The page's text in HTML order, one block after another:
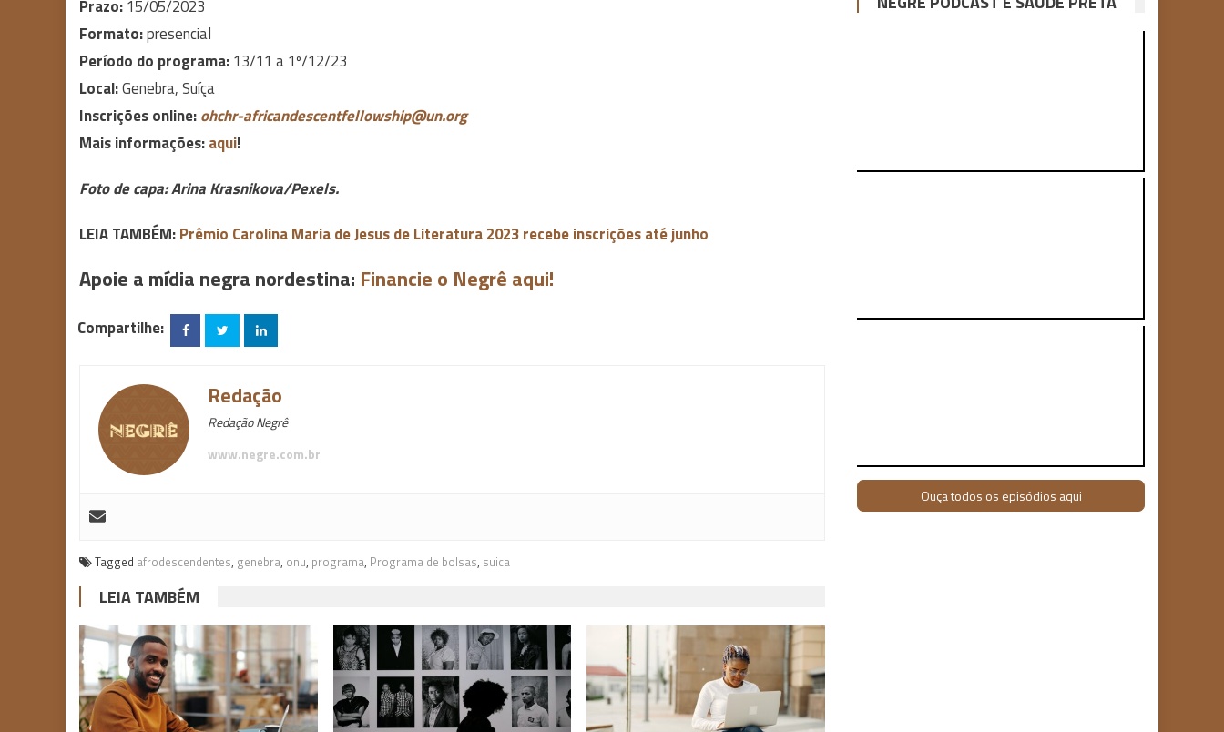
Prazo:15/05/2023
Formato:presencial
Período do programa:13/11 a 1º/12/23
Local:Genebra, Suíça
Inscrições online:ohchr-africandescentfellowship@un.org
Mais informações:aqui!
Foto de capa: Arina Krasnikova/Pexels.
LEIA TAMBÉM:Prêmio Carolina Maria de Jesus de Literatura 2023 recebe inscrições até junho
Apoie a mídia negra nordestina: Financie o Negrê aqui!
Compartilhe:
Redação
Redação Negrê
www.negre.com.br
Tagged afrodescendentes, genebra, onu, programa, Programa de bolsas, suica
LEIA TAMBÉM
Ouça todos os episódios aqui